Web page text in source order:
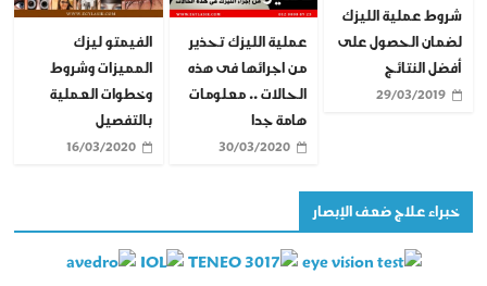
شروط عملية الليزك
لضمان الحصول على
أفضل النتائج
29/03/2019
عملية الليزك تحذير
من اجرائها فى هذه
الحالات .. معلومات
هامة جدا
30/03/2020
الفيمتو ليزك
المميزات وشروط
وخطوات العملية
بالتفصيل
16/03/2020
خبراء علاج ضعف الإبصار